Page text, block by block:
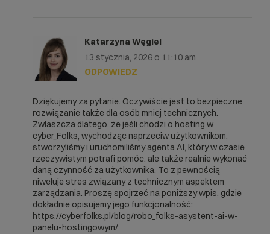
Katarzyna Węgiel
13 stycznia, 2026 o 11:10 am
Dziękujemy za pytanie. Oczywiście jest to bezpieczne
rozwiązanie także dla osób mniej technicznych.
Zwłaszcza dlatego, że jeśli chodzi o hosting w
cyber_Folks, wychodząc naprzeciw użytkownikom,
stworzyliśmy i uruchomiliśmy agenta AI, który w czasie
rzeczywistym potrafi pomóc, ale także realnie wykonać
daną czynność za użytkownika. To z pewnością
niweluje stres związany z technicznym aspektem
zarządzania. Proszę spojrzeć na poniższy wpis, gdzie
dokładnie opisujemy jego funkcjonalność:
https://cyberfolks.pl/blog/robo_folks-asystent-ai-w-
panelu-hostingowym/
ODPOWIEDZ